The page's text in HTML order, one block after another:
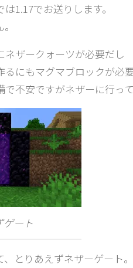
1.17でお送りします。
ネザークォーツが必要だし
るにもマグマブロックが必
不安ですがネザーに行って
ゲート
とりあえずネザーゲート。